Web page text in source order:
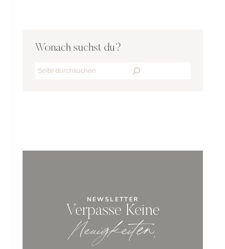
Wonach suchst du?
Search
NEWSLETTER
Verpasse Keine
Neuigkeiten.